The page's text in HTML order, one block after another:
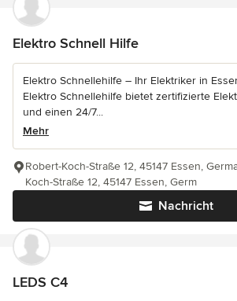
Elektro Schnell Hilfe
Elektro Schnellehilfe – Ihr Elektriker in
Elektro Schnellehilfe bietet zertifizierte
und einen 24/7...
Mehr
Nachricht
Robert-Koch-Straße 12, 45147 Essen,
Koch-Straße 12, 45147 Essen, Germ
LEDS C4